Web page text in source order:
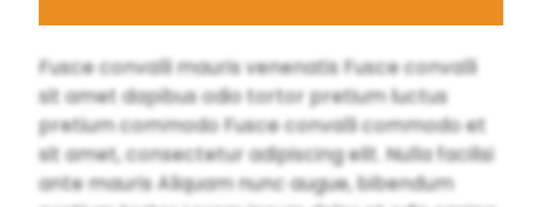
Fusce convalli mauris venenatis Fusce convalli
sit amet dapibus odio tortor pretium luctus
pretium commodo Fusce convalli commodo et
sit amet, consectetur adipiscing elit. Nulla facilisi
ante mauris Aliquam nunc augue, bibendum